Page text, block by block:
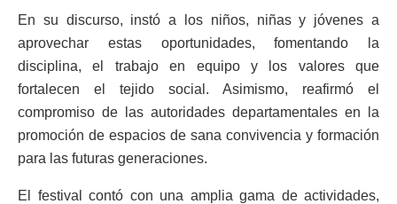
En su discurso, instó a los niños, niñas y jóvenes a
aprovechar estas oportunidades, fomentando la
disciplina, el trabajo en equipo y los valores que
fortalecen el tejido social. Asimismo, reafirmó el
compromiso de las autoridades departamentales en la
promoción de espacios de sana convivencia y formación
para las futuras generaciones.
El festival contó con una amplia gama de actividades,